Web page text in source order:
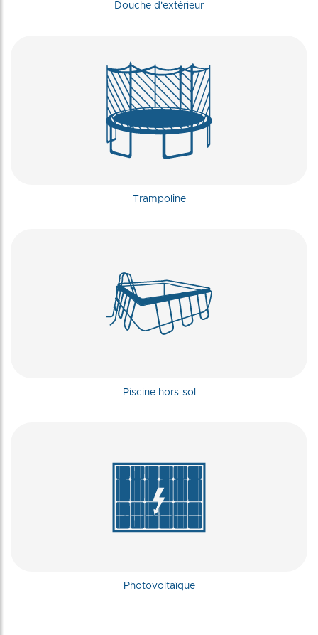
Douche d'extérieur
Trampoline
Piscine hors-sol
Photovoltaïque